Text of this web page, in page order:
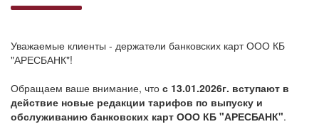
Уважаемые клиенты - держатели банковских карт ООО КБ
"АРЕСБАНК"!
Обращаем ваше внимание, что с 13.01.2026г. вступают в
действие новые редакции тарифов по выпуску и
обслуживанию банковских карт ООО КБ "АРЕСБАНК".